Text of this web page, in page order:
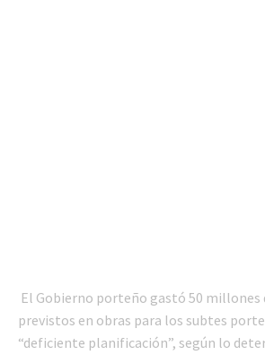
El Gobierno porteño gastó 50 millones
previstos en obras para los subtes
“deficiente planificación”, según lo